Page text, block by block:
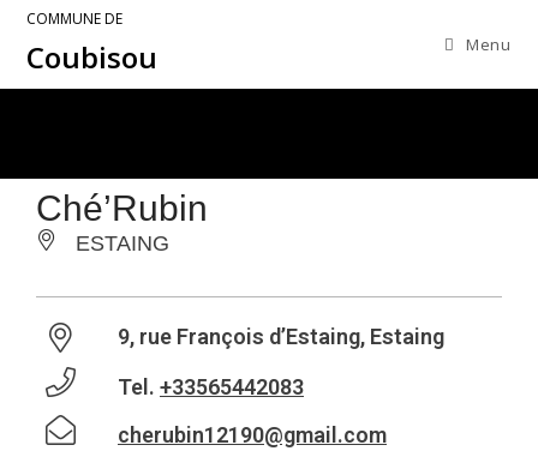
COMMUNE DE
Coubisou Menu
Ché’Rubin
ESTAING
9, rue François d’Estaing, Estaing
Tel. +33565442083
cherubin12190@gmail.com